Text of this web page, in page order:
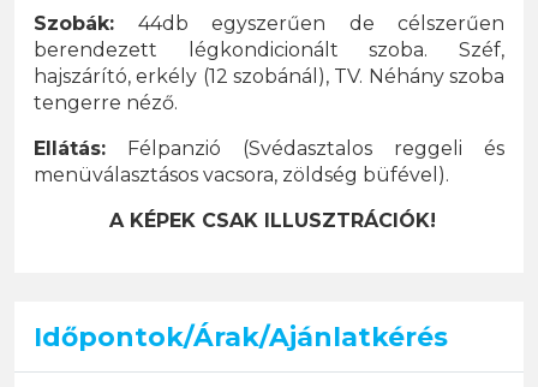
Szobák: 44db egyszerűen de célszerűen
berendezett légkondicionált szoba. Széf,
hajszárító, erkély (12 szobánál), TV. Néhány szoba
tengerre néző.
Ellátás: Félpanzió (Svédasztalos reggeli és
menüválasztásos vacsora, zöldség büfével).
A KÉPEK CSAK ILLUSZTRÁCIÓK!
Időpontok/Árak/Ajánlatkérés